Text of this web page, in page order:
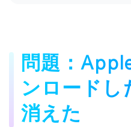
問題：
ンロードし
消えた